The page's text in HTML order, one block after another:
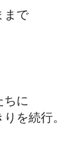
まで
ちに
を続行。